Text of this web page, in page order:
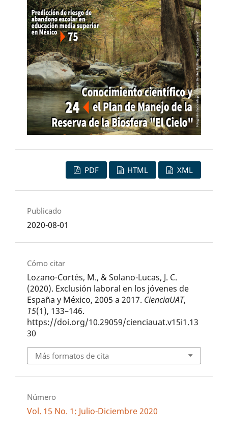
PDF HTML XML
Publicado
2020-08-01
Cómo citar
Lozano-Cortés, M., & Solano-Lucas, J. C.
(2020). Exclusión laboral en los jóvenes de
España y México, 2005 a 2017. CienciaUAT,
15(1), 133–146.
https://doi.org/10.29059/cienciauat.v15i1.13
30
Más formatos de cita
Número
Vol. 15 No. 1: Julio-Diciembre 2020